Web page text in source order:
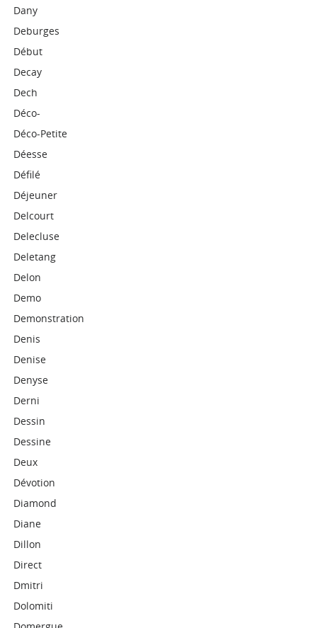
Dany
Deburges
Début
Decay
Dech
Déco-
Déco-Petite
Déesse
Défilé
Déjeuner
Delcourt
Delecluse
Deletang
Delon
Demo
Demonstration
Denis
Denise
Denyse
Derni
Dessin
Dessine
Deux
Dévotion
Diamond
Diane
Dillon
Direct
Dmitri
Dolomiti